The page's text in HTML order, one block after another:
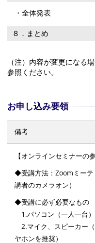
・全体発表
８．まとめ
（注）内容が変更になる
参照ください。
お申し込み要領
備考
【オンラインセミナーの
◆受講方法：Zoomミーテ
講者のカメラオン）
◆受講に必ず必要なもの
1.パソコン（一人一台）
2.マイク、スピーカー
ヤホンを推奨）